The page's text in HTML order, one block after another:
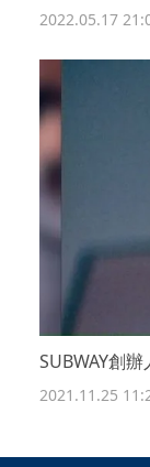
2022.05.17
SUBWAY創
2021.11.25